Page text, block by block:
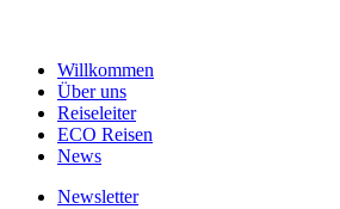
Willkommen
Über uns
Reiseleiter
ECO Reisen
News
Newsletter